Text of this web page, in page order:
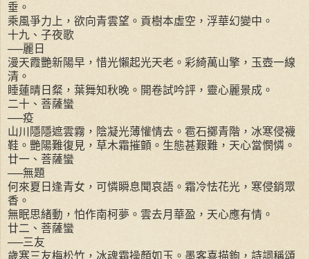
垂。
乘風爭力上，欲向青雲望。貢樹本虛空，浮華幻變中。
十九、子夜歌
──麗日
漫天霞艷新陽早，惜光懶起光天老。彩綺萬山擎，玉壺一線
清。
睡蓮晴日粲，葉舞知秋晚。開卷試吟評，靈心麗景成。
二十、菩薩蠻
──疫
山川隱隱遮雲霧，陰凝光薄懽情去。雹石擲青階，冰寒侵襪
鞋。艷陽難復見，草木霜摧顫。生態甚艱難，天心當憫憐。
廿一、菩薩蠻
──無題
何來夏日逢青女，可憐瞬息聞哀語。霜冷怯花光，寒侵銷眾
香。
無眠思緒動，怕作南柯夢。雲去月華盈，天心應有情。
廿二、菩薩蠻
──三友
歲寒三友梅松竹，冰魂霜操顏如玉。墨客喜描鉤，詩詞稱頌